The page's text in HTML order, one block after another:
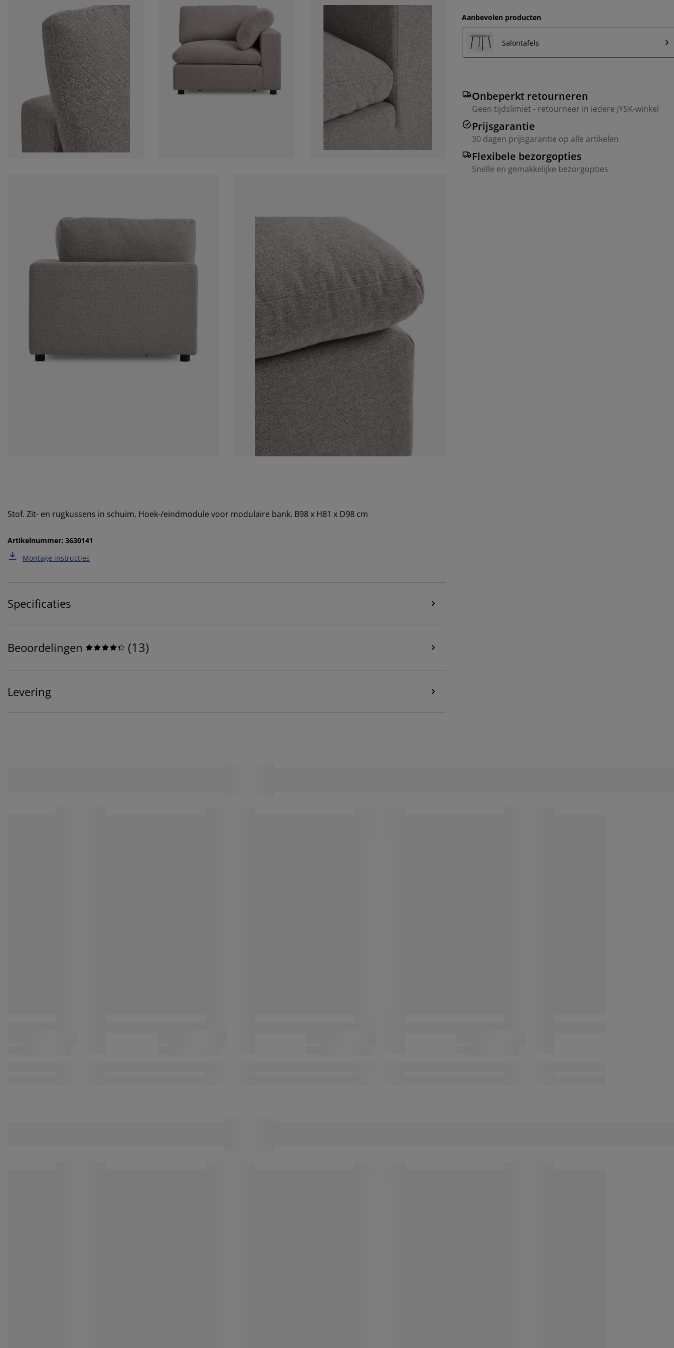
Aanbevolen producten
Salontafels
Onbeperkt retourneren
Geen tijdslimiet - retourneer in iedere JYSK-winkel
Prijsgarantie
30 dagen prijsgarantie op alle artikelen
Flexibele bezorgopties
Snelle en gemakkelijke bezorgopties
Stof. Zit- en rugkussens in schuim. Hoek-/eindmodule voor modulaire bank. B98 x H81 x D98 cm
Artikelnummer: 3630141
Montage instructies
Specificaties
Beoordelingen (13)
Levering